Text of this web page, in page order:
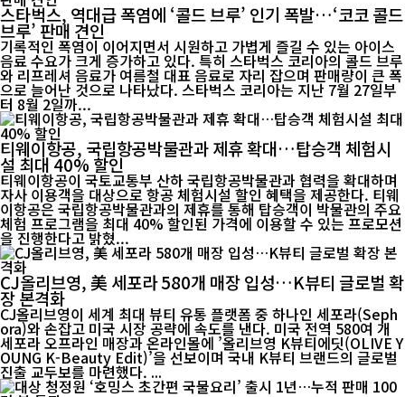
스타벅스, 역대급 폭염에 ‘콜드 브루’ 인기 폭발…‘코코 콜드
브루’ 판매 견인
기록적인 폭염이 이어지면서 시원하고 가볍게 즐길 수 있는 아이스
음료 수요가 크게 증가하고 있다. 특히 스타벅스 코리아의 콜드 브루
와 리프레셔 음료가 여름철 대표 음료로 자리 잡으며 판매량이 큰 폭
으로 늘어난 것으로 나타났다. 스타벅스 코리아는 지난 7월 27일부
터 8월 2일까...
티웨이항공, 국립항공박물관과 제휴 확대…탑승객 체험시
설 최대 40% 할인
티웨이항공이 국토교통부 산하 국립항공박물관과 협력을 확대하며
자사 이용객을 대상으로 항공 체험시설 할인 혜택을 제공한다. 티웨
이항공은 국립항공박물관과의 제휴를 통해 탑승객이 박물관의 주요
체험 프로그램을 최대 40% 할인된 가격에 이용할 수 있는 프로모션
을 진행한다고 밝혔...
CJ올리브영, 美 세포라 580개 매장 입성…K뷰티 글로벌 확
장 본격화
CJ올리브영이 세계 최대 뷰티 유통 플랫폼 중 하나인 세포라(Seph
ora)와 손잡고 미국 시장 공략에 속도를 낸다. 미국 전역 580여 개
세포라 오프라인 매장과 온라인몰에 ’올리브영 K뷰티에딧(OLIVE Y
OUNG K-Beauty Edit)’을 선보이며 국내 K뷰티 브랜드의 글로벌
진출 교두보를 마련했다. ...